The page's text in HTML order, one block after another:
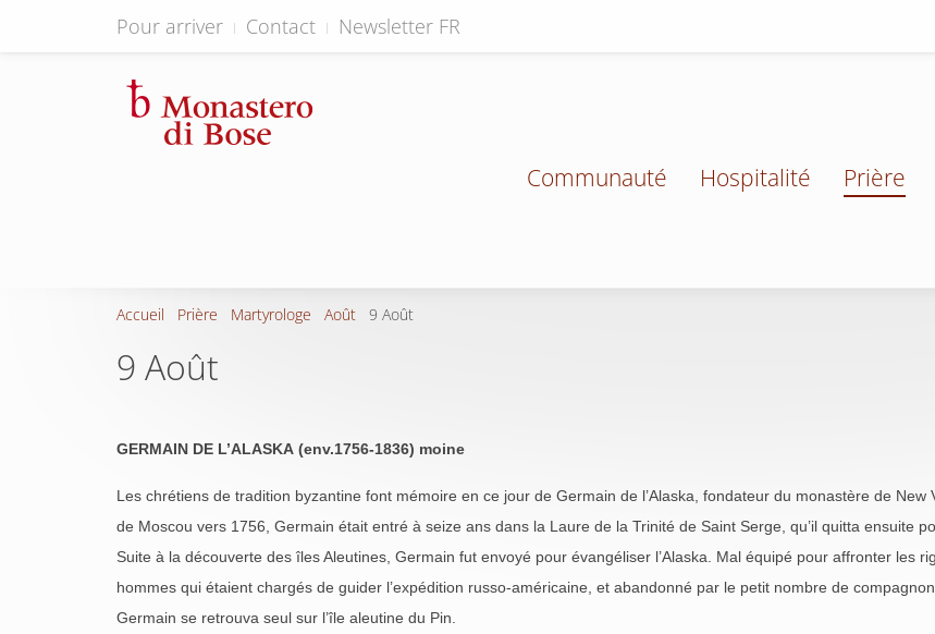
Pour arriver Contact Newsletter FR
Communauté Hospitalité Prière
Accueil Prière Martyrologe Août 9 Août
9 Août
GERMAIN DE L’ALASKA (env.1756-1836) moine
Les chrétiens de tradition byzantine font mémoire en ce jour de Germain de l’Alaska, fondateur du monastère de New
de Moscou vers 1756, Germain était entré à seize ans dans la Laure de la Trinité de Saint Serge, qu’il quitta ensuite
Suite à la découverte des îles Aleutines, Germain fut envoyé pour évangéliser l’Alaska. Mal équipé pour affronter les
hommes qui étaient chargés de guider l’expédition russo-américaine, et abandonné par le petit nombre de
Germain se retrouva seul sur l’île aleutine du Pin.